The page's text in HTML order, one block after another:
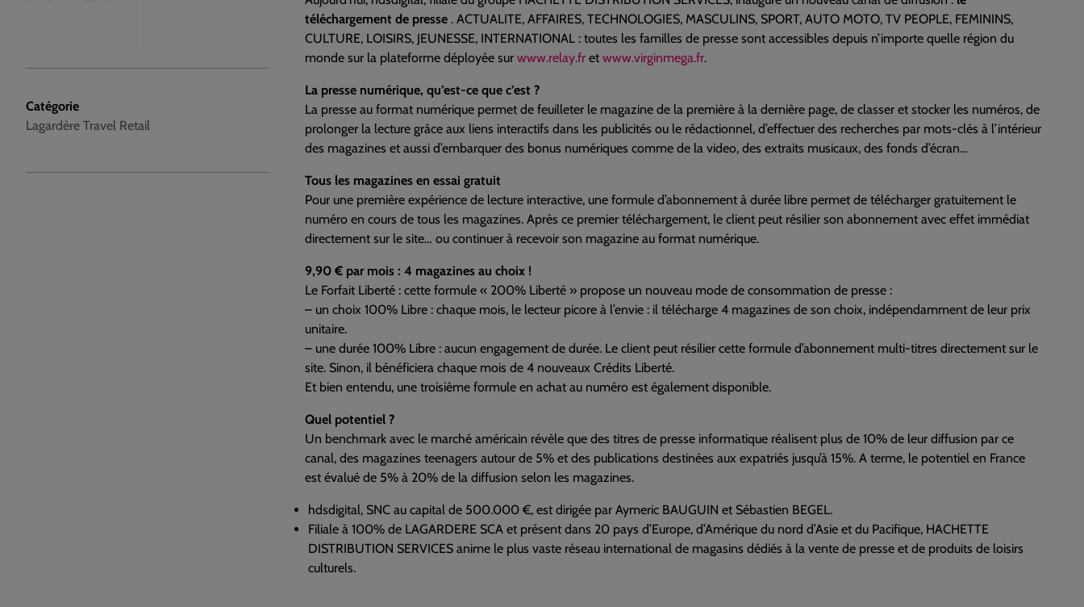
Catégorie
Lagardère Travel Retail
téléchargement de presse . ACTUALITE, AFFAIRES, TECHNOLOGIES, MASCULINS, SPORT, AUTO MOTO, TV PEOPLE, FEMININS,
CULTURE, LOISIRS, JEUNESSE, INTERNATIONAL : toutes les familles de presse sont accessibles depuis n’importe quelle région du
monde sur la plateforme déployée sur www.relay.fr et www.virginmega.fr.
La presse numérique, qu’est-ce que c’est ?
La presse au format numérique permet de feuilleter le magazine de la première à la dernière page, de classer et stocker les numéros, de
prolonger la lecture grâce aux liens interactifs dans les publicités ou le rédactionnel, d’effectuer des recherches par mots-clés à l’intérieur
des magazines et aussi d’embarquer des bonus numériques comme de la video, des extraits musicaux, des fonds d’écran…
Tous les magazines en essai gratuit
Pour une première expérience de lecture interactive, une formule d’abonnement à durée libre permet de télécharger gratuitement le
numéro en cours de tous les magazines. Après ce premier téléchargement, le client peut résilier son abonnement avec effet immédiat
directement sur le site… ou continuer à recevoir son magazine au format numérique.
9,90 € par mois : 4 magazines au choix !
Le Forfait Liberté : cette formule « 200% Liberté » propose un nouveau mode de consommation de presse :
– un choix 100% Libre : chaque mois, le lecteur picore à l’envie : il télécharge 4 magazines de son choix, indépendamment de leur prix
unitaire.
– une durée 100% Libre : aucun engagement de durée. Le client peut résilier cette formule d’abonnement multi-titres directement sur le
site. Sinon, il bénéficiera chaque mois de 4 nouveaux Crédits Liberté.
Et bien entendu, une troisième formule en achat au numéro est également disponible.
Quel potentiel ?
Un benchmark avec le marché américain révèle que des titres de presse informatique réalisent plus de 10% de leur diffusion par ce
canal, des magazines teenagers autour de 5% et des publications destinées aux expatriés jusqu’à 15%. A terme, le potentiel en France
est évalué de 5% à 20% de la diffusion selon les magazines.
hdsdigital, SNC au capital de 500.000 €, est dirigée par Aymeric BAUGUIN et Sébastien BEGEL.
Filiale à 100% de LAGARDERE SCA et présent dans 20 pays d’Europe, d’Amérique du nord d’Asie et du Pacifique, HACHETTE
DISTRIBUTION SERVICES anime le plus vaste réseau international de magasins dédiés à la vente de presse et de produits de loisirs
culturels.